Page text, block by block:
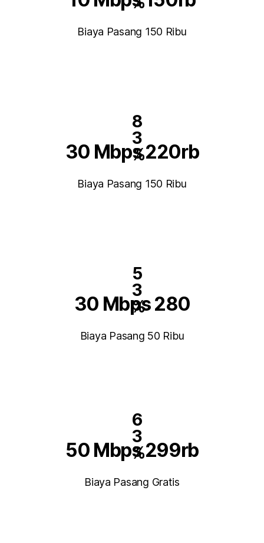
Biaya Pasang 150 Ribu
8
3
%
30 Mbps 220rb
Biaya Pasang 150 Ribu
5
3
%
30 Mbps 280
Biaya Pasang 50 Ribu
6
3
%
50 Mbps 299rb
Biaya Pasang Gratis